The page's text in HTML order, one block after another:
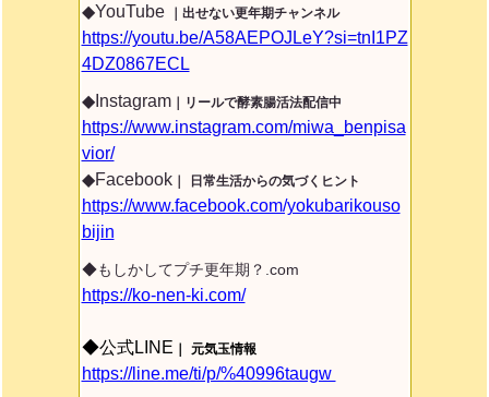
◆YouTube ｜出せない更年期チャンネル
https://youtu.be/A58AEPOJLeY?si=tnI1PZ
4DZ0867ECL
◆Instagram｜リールで酵素腸活法配信中
https://www.instagram.com/miwa_benpisa
vior/
◆Facebook｜ 日常生活からの気づくヒント
https://www.facebook.com/yokubarikouso
bijin
◆もしかしてプチ更年期？.com
https://ko-nen-ki.com/
◆公式LINE ｜ 元気玉情報
https://line.me/ti/p/%40996taugw